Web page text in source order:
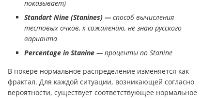
показывает)
Standart Nine (Stanines) — способ вычисления
тестовых очков, к сожалению, не знаю русского
варианта
Percentage in Stanine — проценты по Stanine
В покере нормальное распределение изменяется как
фрактал. Для каждой ситуации, возникающей согласно
вероятности, существует соответствующее нормальное